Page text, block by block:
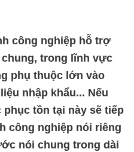
công nghiệp hỗ trợ
chung, trong lĩnh vực
phụ thuộc lớn vào
nhập khẩu... Nếu
phục tồn tại này sẽ tiếp
công nghiệp nói riêng
nói chung trong dài